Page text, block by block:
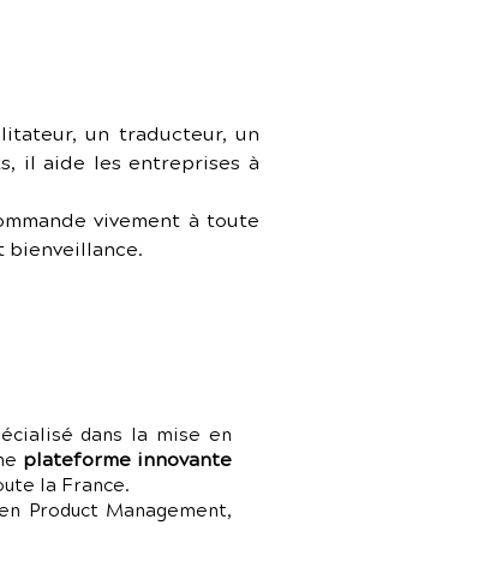
un traducteur, un
il aide les entreprises à
vivement à toute
bienveillance.
dans la mise en
plateforme innovante
la France.
Product Management,